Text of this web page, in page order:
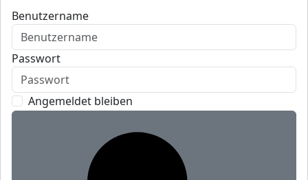
Benutzername
Passwort
Angemeldet bleiben